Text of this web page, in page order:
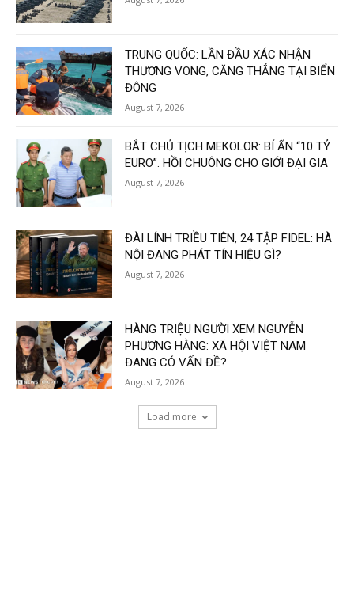
TRUNG QUỐC: LẦN ĐẦU XÁC NHẬN
THƯƠNG VONG, CĂNG THẲNG TẠI BIỂN
ĐÔNG
August 7, 2026
BẮT CHỦ TỊCH MEKOLOR: BÍ ẨN “10 TỶ
EURO”. HỒI CHUÔNG CHO GIỚI ĐẠI GIA
August 7, 2026
ĐÀI LÍNH TRIỀU TIÊN, 24 TẬP FIDEL: HÀ
NỘI ĐANG PHÁT TÍN HIỆU GÌ?
August 7, 2026
HÀNG TRIỆU NGƯỜI XEM NGUYỄN
PHƯƠNG HẰNG: XÃ HỘI VIỆT NAM
ĐANG CÓ VẤN ĐỀ?
August 7, 2026
Load more